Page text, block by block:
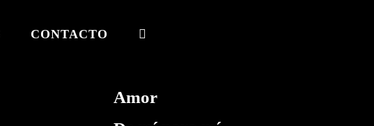
CONTACTO
Amor